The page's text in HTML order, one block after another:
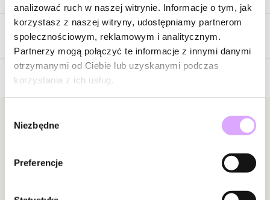
analizować ruch w naszej witrynie. Informacje o tym, jak
korzystasz z naszej witryny, udostępniamy partnerom
społecznościowym, reklamowym i analitycznym.
Partnerzy mogą połączyć te informacje z innymi danymi
otrzymanymi od Ciebie lub uzyskanymi podczas
korzystania z ich usług.
zgody
Niezbędne
Preferencje
Surowiec: stal szlachetna.
Kolor surowca: złoty.
Kolor emalii: czarny.
Szerokość: 0,38 cm.
Rozmiar: 17.
Opinie
Bądź pierwszą osobą, która podzieli się opinią o tym
Powiadomienie
Newsletter